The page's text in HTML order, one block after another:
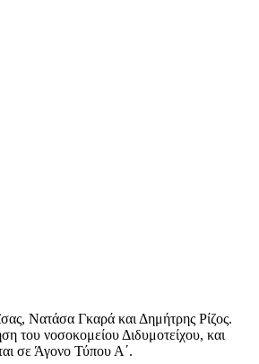
Νατάσα Γκαρά και Δημήτρης Ρίζος.
του νοσοκομείου Διδυμοτείχου, και
σε Άγονο Τύπου Α΄.